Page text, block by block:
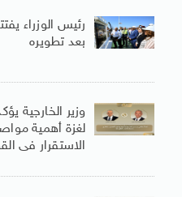
رئيس الوزراء
بعد تطويره
وزير الخارجية
لغزة أهمية
الاستقرار فى